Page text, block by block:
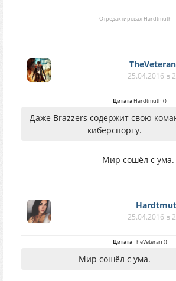
Отредактировал Hardtmuth -
25.04.2016 в
ЦитатаHardtmuth ()
Даже Brazzers содержит свою
киберспорту.
Мир сошёл с ума.
25.04.2016 в
ЦитатаTheVeteran ()
Мир сошёл с ума.